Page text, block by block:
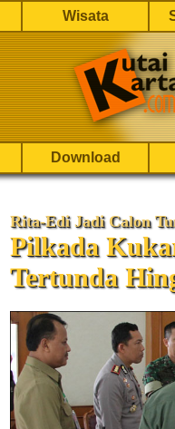
Wisata
Download
Rita-Edi Jadi Calon
Pilkada
Tertunda